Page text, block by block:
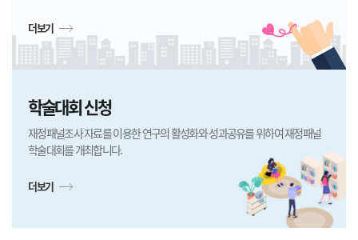
더보기
학술대회 신청
재정패널조사 자료를 이용한 연구의 활성화와 성과공유를 위하여 재정패널
학술대회를 개최합니다.
더보기